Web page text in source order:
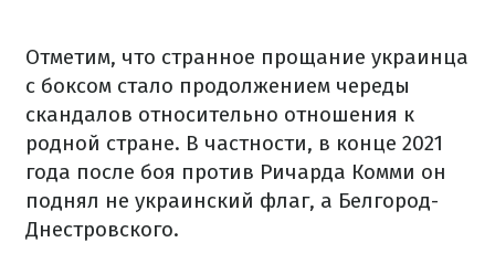
Отметим, что странное прощание украинца
с боксом стало продолжением череды
скандалов относительно отношения к
родной стране. В частности, в конце 2021
года после боя против Ричарда Комми он
поднял не украинский флаг, а Белгород-
Днестровского.